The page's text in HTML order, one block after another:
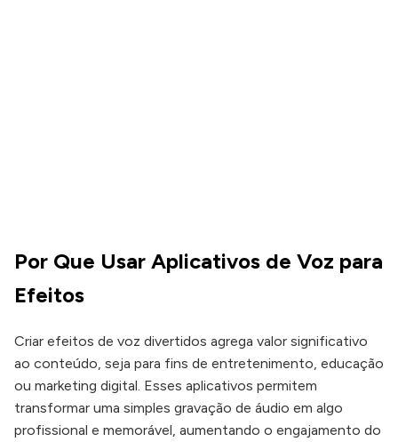
Por Que Usar Aplicativos de Voz para
Efeitos
Criar efeitos de voz divertidos agrega valor significativo
ao conteúdo, seja para fins de entretenimento, educação
ou marketing digital. Esses aplicativos permitem
transformar uma simples gravação de áudio em algo
profissional e memorável, aumentando o engajamento do